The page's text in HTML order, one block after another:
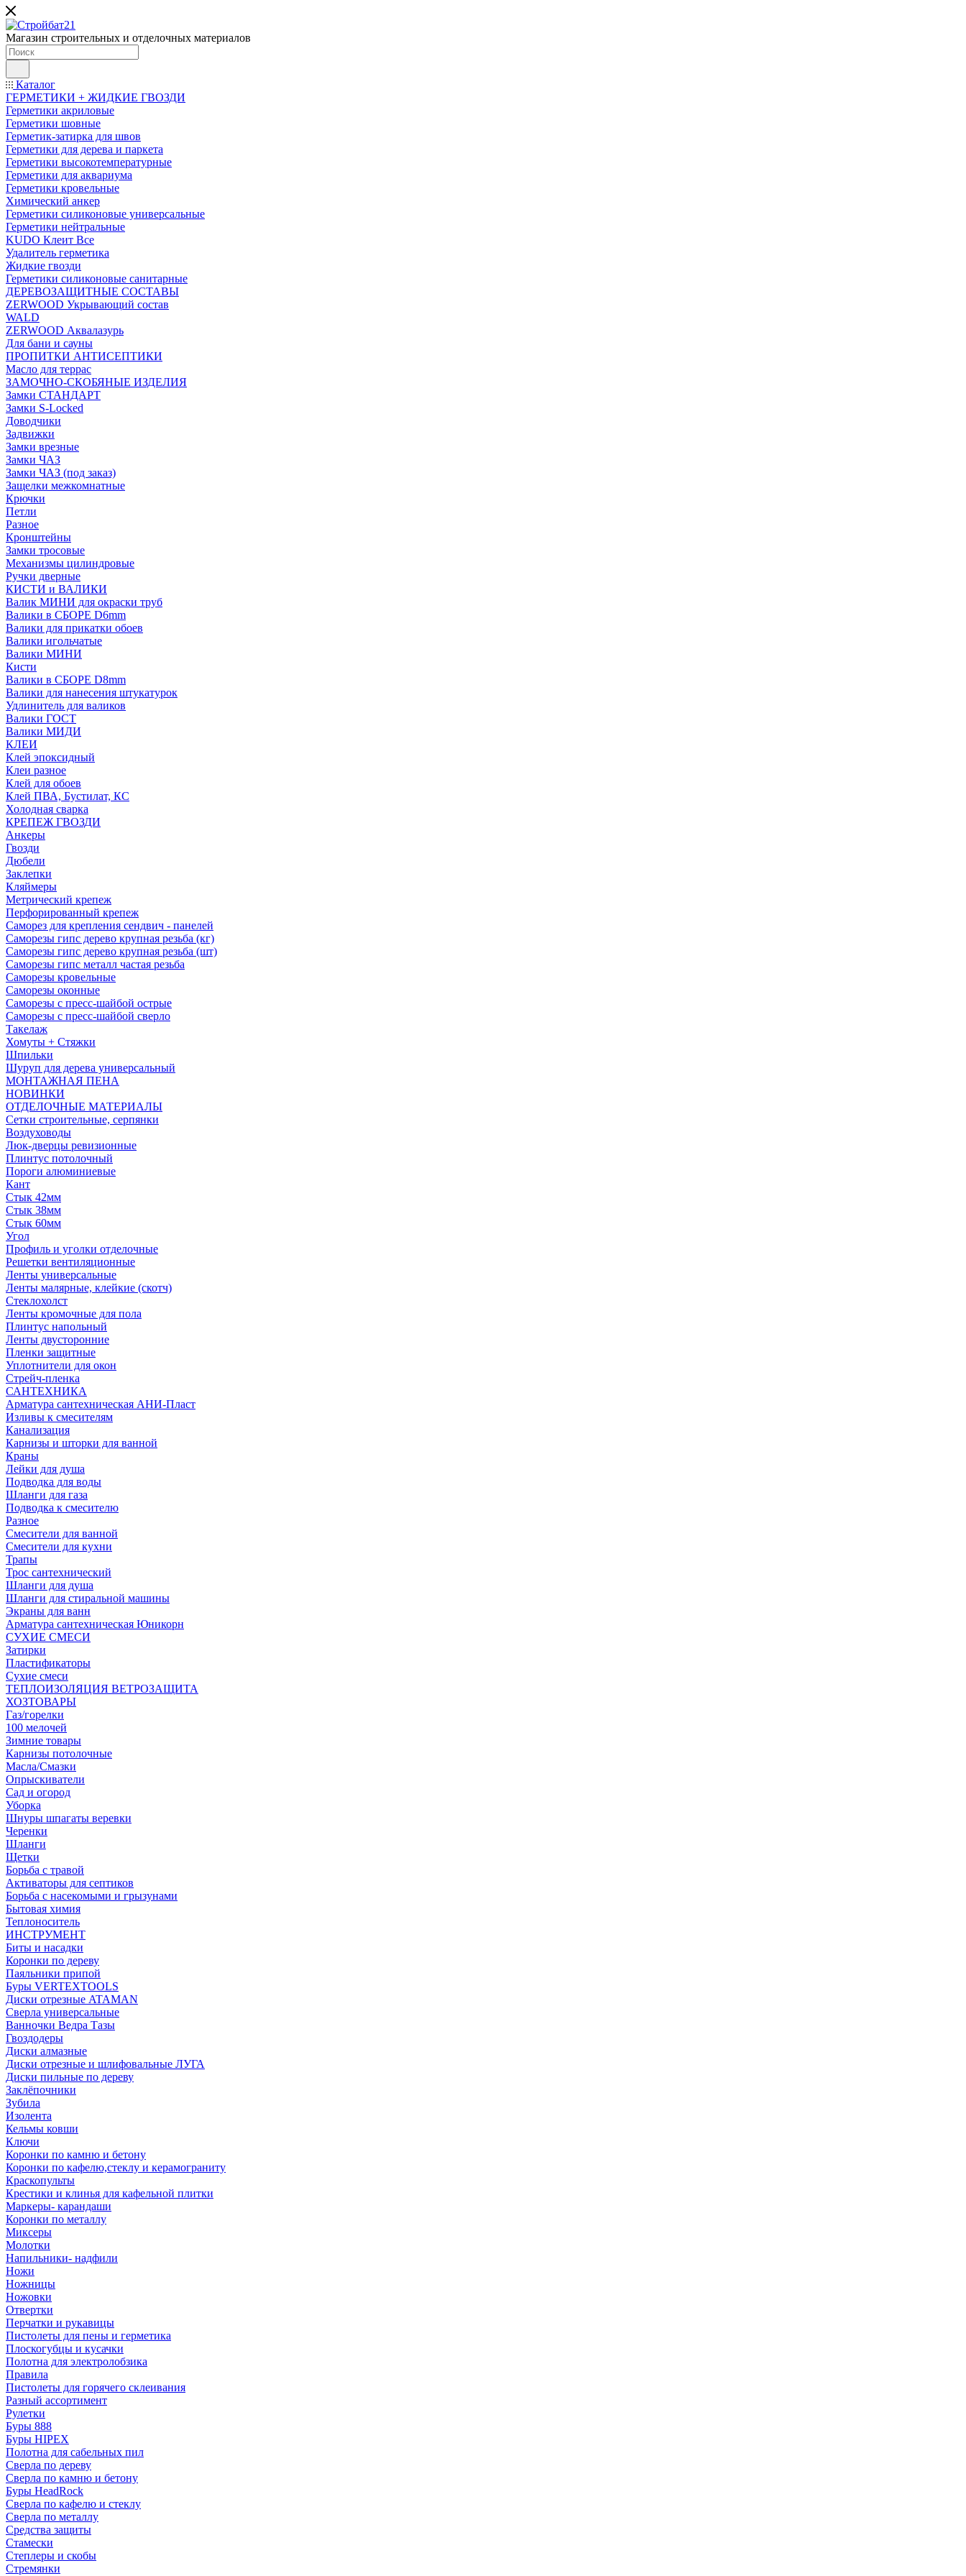
Магазин строительных и отделочных материалов
Каталог
ГЕРМЕТИКИ + ЖИДКИЕ ГВОЗДИ
Герметики акриловые
Герметики шовные
Герметик-затирка для швов
Герметики для дерева и паркета
Герметики высокотемпературные
Герметики для аквариума
Герметики кровельные
Химический анкер
Герметики силиконовые универсальные
Герметики нейтральные
KUDO Клеит Все
Удалитель герметика
Жидкие гвозди
Герметики силиконовые санитарные
ДЕРЕВОЗАЩИТНЫЕ СОСТАВЫ
ZERWOOD Укрывающий состав
WALD
ZERWOOD Аквалазурь
Для бани и сауны
ПРОПИТКИ АНТИСЕПТИКИ
Масло для террас
ЗАМОЧНО-СКОБЯНЫЕ ИЗДЕЛИЯ
Замки СТАНДАРТ
Замки S-Locked
Доводчики
Задвижки
Замки врезные
Замки ЧАЗ
Замки ЧАЗ (под заказ)
Защелки межкомнатные
Крючки
Петли
Разное
Кронштейны
Замки тросовые
Механизмы цилиндровые
Ручки дверные
КИСТИ и ВАЛИКИ
Валик МИНИ для окраски труб
Валики в СБОРЕ D6mm
Валики для прикатки обоев
Валики игольчатые
Валики МИНИ
Кисти
Валики в СБОРЕ D8mm
Валики для нанесения штукатурок
Удлинитель для валиков
Валики ГОСТ
Валики МИДИ
КЛЕИ
Клей эпоксидный
Клеи разное
Клей для обоев
Клей ПВА, Бустилат, КС
Холодная сварка
КРЕПЕЖ ГВОЗДИ
Анкеры
Гвозди
Дюбели
Заклепки
Кляймеры
Метрический крепеж
Перфорированный крепеж
Саморез для крепления сендвич - панелей
Саморезы гипс дерево крупная резьба (кг)
Саморезы гипс дерево крупная резьба (шт)
Саморезы гипс металл частая резьба
Саморезы кровельные
Саморезы оконные
Саморезы с пресс-шайбой острые
Саморезы с пресс-шайбой сверло
Такелаж
Хомуты + Стяжки
Шпильки
Шуруп для дерева универсальный
МОНТАЖНАЯ ПЕНА
НОВИНКИ
ОТДЕЛОЧНЫЕ МАТЕРИАЛЫ
Сетки строительные, серпянки
Воздуховоды
Люк-дверцы ревизионные
Плинтус потолочный
Пороги алюминиевые
Кант
Стык 42мм
Стык 38мм
Стык 60мм
Угол
Профиль и уголки отделочные
Решетки вентиляционные
Ленты универсальные
Ленты малярные, клейкие (скотч)
Стеклохолст
Ленты кромочные для пола
Плинтус напольный
Ленты двусторонние
Пленки защитные
Уплотнители для окон
Стрейч-пленка
САНТЕХНИКА
Арматура сантехническая АНИ-Пласт
Изливы к смесителям
Канализация
Карнизы и шторки для ванной
Краны
Лейки для душа
Подводка для воды
Шланги для газа
Подводка к смесителю
Разное
Смесители для ванной
Смесители для кухни
Трапы
Трос сантехнический
Шланги для душа
Шланги для стиральной машины
Экраны для ванн
Арматура сантехническая Юникорн
СУХИЕ СМЕСИ
Затирки
Пластификаторы
Сухие смеси
ТЕПЛОИЗОЛЯЦИЯ ВЕТРОЗАЩИТА
ХОЗТОВАРЫ
Газ/горелки
100 мелочей
Зимние товары
Карнизы потолочные
Масла/Смазки
Опрыскиватели
Сад и огород
Уборка
Шнуры шпагаты веревки
Черенки
Шланги
Щетки
Борьба с травой
Активаторы для септиков
Борьба с насекомыми и грызунами
Бытовая химия
Теплоноситель
ИНСТРУМЕНТ
Биты и насадки
Коронки по дереву
Паяльники припой
Буры VERTEXTOOLS
Диски отрезные ATAMAN
Сверла универсальные
Ванночки Ведра Тазы
Гвоздодеры
Диски алмазные
Диски отрезные и шлифовальные ЛУГА
Диски пильные по дереву
Заклёпочники
Зубила
Изолента
Кельмы ковши
Ключи
Коронки по камню и бетону
Коронки по кафелю,стеклу и керамограниту
Краскопульты
Крестики и клинья для кафельной плитки
Маркеры- карандаши
Коронки по металлу
Миксеры
Молотки
Напильники- надфили
Ножи
Ножницы
Ножовки
Отвертки
Перчатки и рукавицы
Пистолеты для пены и герметика
Плоскогубцы и кусачки
Полотна для электролобзика
Правила
Пистолеты для горячего склеивания
Разный ассортимент
Рулетки
Буры 888
Буры HIPEX
Полотна для сабельных пил
Сверла по дереву
Сверла по камню и бетону
Буры HeadRock
Сверла по кафелю и стеклу
Сверла по металлу
Средства защиты
Стамески
Степлеры и скобы
Стремянки